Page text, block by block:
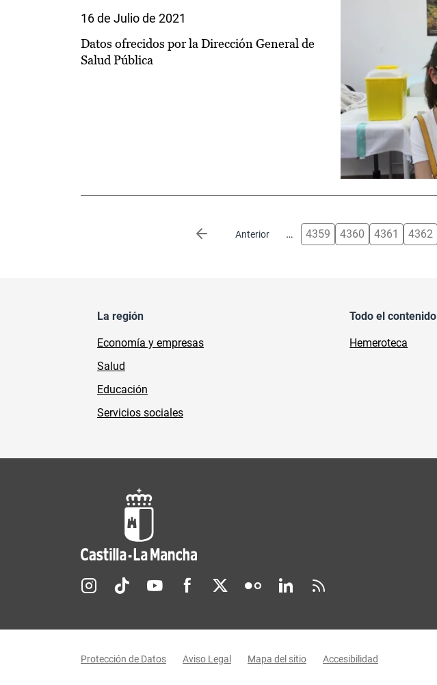
16 de Julio de 2021
Datos ofrecidos por la Dirección General de
Salud Pública
Anterior
Página anterior … 4359 4360 4361 4362
La región
Economía y empresas
Salud
Educación
Servicios sociales
Todo el contenido
Hemeroteca
Redes sociales JCCM
Protección de Datos Aviso Legal Mapa del sitio Accesibilidad